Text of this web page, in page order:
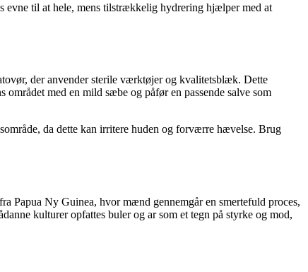
evne til at hele, mens tilstrækkelig hydrering hjælper med at
der anvender sterile værktøjer og kvalitetsblæk. Dette
med en mild sæbe og påfør en passende salve som
da dette kan irritere huden og forværre hævelse. Brug
Papua Ny Guinea, hvor mænd gennemgår en smertefuld proces,
kulturer opfattes buler og ar som et tegn på styrke og mod,